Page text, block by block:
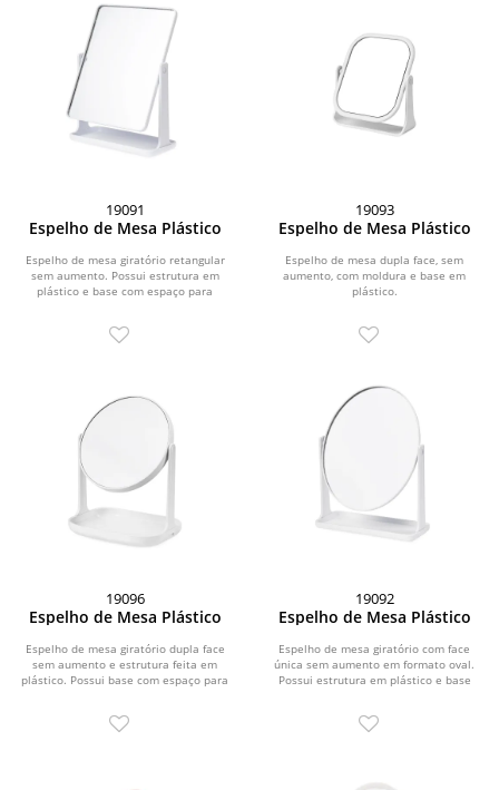
19091
Espelho de Mesa Plástico
Espelho de mesa giratório retangular
sem aumento. Possui estrutura em
plástico e base com espaço para
19093
Espelho de Mesa Plástico
Espelho de mesa dupla face, sem
aumento, com moldura e base em
plástico.
19096
Espelho de Mesa Plástico
Espelho de mesa giratório dupla face
sem aumento e estrutura feita em
plástico. Possui base com espaço para
19092
Espelho de Mesa Plástico
Espelho de mesa giratório com face
única sem aumento em formato oval.
Possui estrutura em plástico e base